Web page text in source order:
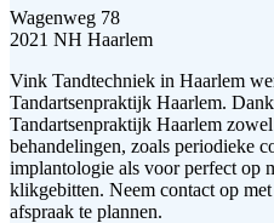
Wagenweg 78
2021 NH Haarlem
Vink Tandtechniek in Haarlem
Tandartsenpraktijk Haarlem.
Tandartsenpraktijk Haarlem
behandelingen, zoals periodieke
implantologie als voor perfect op
klikgebitten. Neem contact op
afspraak te plannen.